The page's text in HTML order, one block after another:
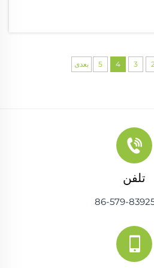
لذت‌بخش شکستن تخم‌مرغ
ترامپولینی است که کاملاً به
2
3
4
5 بعدی
تلفن